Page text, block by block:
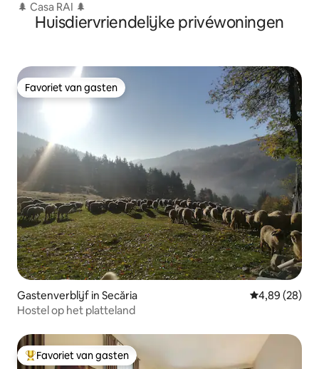
🌲 Casa RAI 🌲
Huisdiervriendelijke privéwoningen
Favoriet van gasten
Favoriet van gasten
Gastenverblijf in Secăria Gemiddelde
4,89 (28)
Hostel op het platteland
Topfavoriet van gasten
Favoriet van gasten